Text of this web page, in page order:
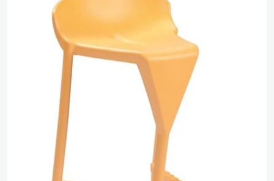
Media 0 openen in pop-up